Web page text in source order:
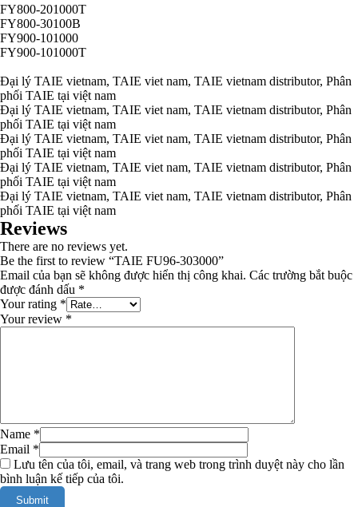
FY800-201000T
FY800-30100B
FY900-101000
FY900-101000T
Đại lý TAIE vietnam, TAIE viet nam, TAIE vietnam distributor, Phân
phối TAIE tại việt nam
Đại lý TAIE vietnam, TAIE viet nam, TAIE vietnam distributor, Phân
phối TAIE tại việt nam
Đại lý TAIE vietnam, TAIE viet nam, TAIE vietnam distributor, Phân
phối TAIE tại việt nam
Đại lý TAIE vietnam, TAIE viet nam, TAIE vietnam distributor, Phân
phối TAIE tại việt nam
Đại lý TAIE vietnam, TAIE viet nam, TAIE vietnam distributor, Phân
phối TAIE tại việt nam
Reviews
There are no reviews yet.
Be the first to review “TAIE FU96-303000”
Email của bạn sẽ không được hiển thị công khai. Các trường bắt buộc
được đánh dấu *
Your rating *
Your review *
Name *
Email *
Lưu tên của tôi, email, và trang web trong trình duyệt này cho lần
bình luận kế tiếp của tôi.